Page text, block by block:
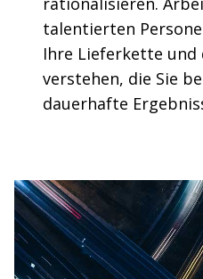
talentierten
Ihre Lieferkette und
verstehen, die Sie
dauerhafte